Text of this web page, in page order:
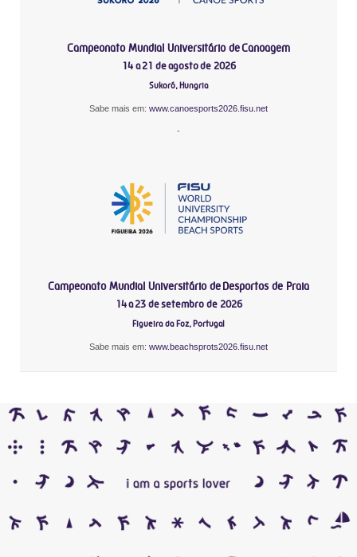
Campeonato Mundial Universitário de Canoagem
14 a 21 de agosto de 2026
Sukoró, Hungria
Sabe mais em: www.canoesports2026.fisu.net
-
Campeonato Mundial Universitário de Desportos de Praia
14 a 23 de setembro de 2026
Figueira da Foz, Portugal
Sabe mais em: www.beachsprots2026.fisu.net